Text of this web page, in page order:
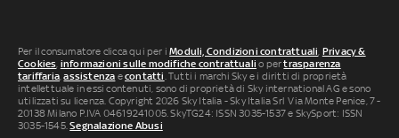
Per il consumatore clicca qui per iModuli, Condizioni contrattuali, Privacy &
Cookies, informazioni sulle modifiche contrattuali o pertrasparenza
tariffaria,assistenza econtatti. Tutti i marchi Sky e i diritti di proprietà
intellettuale in essi contenuti, sono di proprietà di Sky international AG e sono
utilizzati su licenza. Copyright 2026 Sky Italia - Sky Italia Srl Via Monte Penice, 7 -
20138 Milano P.IVA 04619241005. SkyTG24: ISSN 3035-1537 e SkySport: ISSN
3035-1545.Segnalazione Abusi